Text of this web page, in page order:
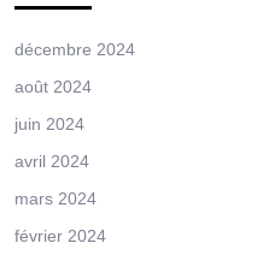
décembre 2024
août 2024
juin 2024
avril 2024
mars 2024
février 2024